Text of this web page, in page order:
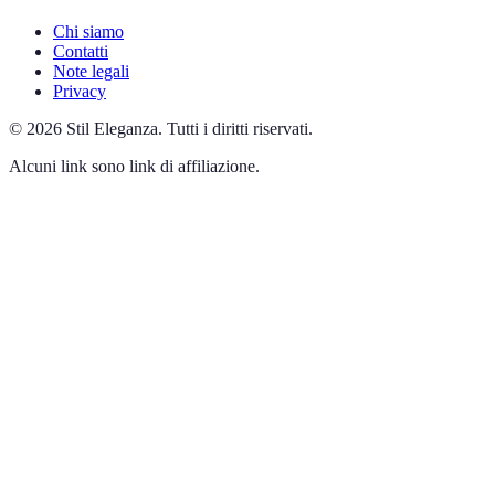
Chi siamo
Contatti
Note legali
Privacy
© 2026 Stil Eleganza. Tutti i diritti riservati.
Alcuni link sono link di affiliazione.